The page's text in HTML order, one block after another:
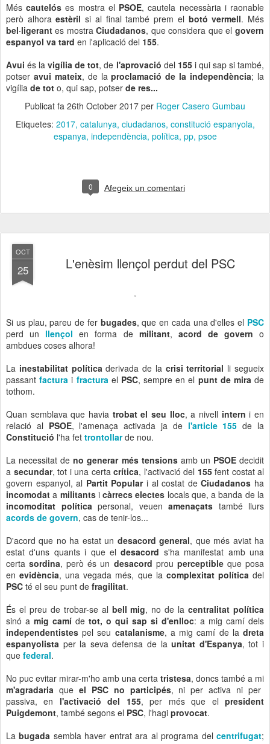
Méscautelós es mostra el PSOE, cautela necessària i raonable
però alhoraestèril si al final també prem el botó vermell. Més
bel·ligerant es mostra Ciudadanos, que considera que el govern
espanyol va tard en l'aplicació del 155.
Avui és lavigília de tot, de l'aprovació del 155i qui sap si també,
potser avui mateix, de laproclamació de la independència; la
vigília de tot o, qui sap, potser de res...
Publicat fa 26th October 2017 per Roger Casero Gumbau
Etiquetes: 2017 catalunya ciudadanos constitució espanyola
espanya independència política pp psoe
0 Afegeix un comentari
OCT
25 L'enèsim llençol perdut del PSC
Si us plau, pareu de fer bugades, que en cada una d'elles el PSC
perd un llençol en forma de militant, acord de govern o
ambdues coses alhora!
La inestabilitat política derivada de la crisi territorial li segueix
passantfactura i fractura el PSC, sempre en el punt de mira de
tothom.
Quan semblava que havia trobat el seu lloc, a nivell intern i en
relació al PSOE, l'amenaça activada ja de l'article 155 de la
Constitució l'ha fet trontollarde nou.
La necessitat deno generar més tensionsamb un PSOEdecidit
a secundar, tot i una certa crítica, l'activació del 155fent costat al
govern espanyol, al Partit Populari al costat deCiudadanos ha
incomodat a militantsicàrrecs electes locals que, a banda de la
incomoditat política personal, veuen amenaçats també llurs
acords de govern, cas de tenir-los...
D'acord que no ha estat un desacord general, que més aviat ha
estat d'uns quants i que eldesacord s'ha manifestat amb una
certasordina, però és un desacord prou perceptibleque posa
enevidència, una vegada més, que la complexitat política del
PSC té el seu punt de fragilitat.
És el preu de trobar-se al bell mig, no de lacentralitat política
sinó a mig camí de tot, o qui sap si d'enlloc: a mig camí dels
independentistes pel seu catalanisme, a mig camí de ladreta
espanyolista per la seva defensa de launitat d'Espanya, tot i
que federal.
No puc evitar mirar-m'ho amb una certa tristesa, doncs també a mi
m'agradaria que el PSC no participés, ni per activa ni per
passiva, en l'activació del 155, per més que elpresident
Puigdemont, també segons el PSC, l'hagi provocat.
La bugada sembla haver entrat ara al programa delcentrifugat;